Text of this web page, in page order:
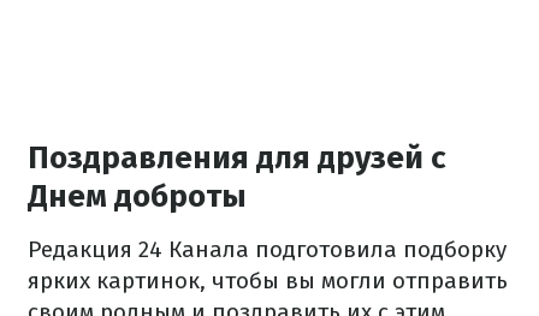
Поздравления для друзей с
Днем доброты
Редакция 24 Канала подготовила подборку
ярких картинок, чтобы вы могли отправить